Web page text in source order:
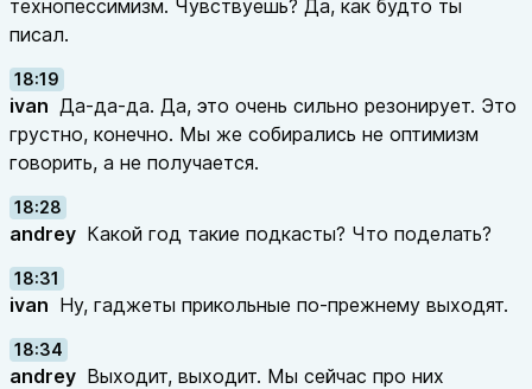
технопессимизм. Чувствуешь? Да, как будто ты
писал.
18:19
ivan Да-да-да. Да, это очень сильно резонирует. Это
грустно, конечно. Мы же собирались не оптимизм
говорить, а не получается.
18:28
andrey Какой год такие подкасты? Что поделать?
18:31
ivan Ну, гаджеты прикольные по-прежнему выходят.
18:34
andrey Выходит, выходит. Мы сейчас про них